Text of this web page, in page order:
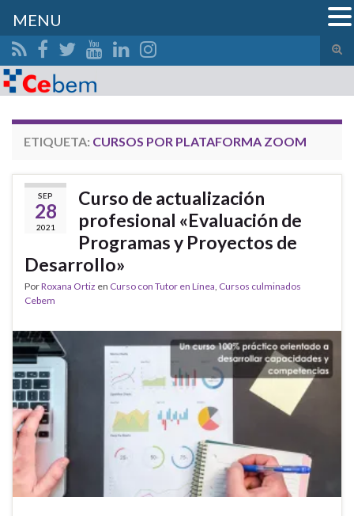
el
Search for:
ETIQUETA: CURSOS POR PLATAFORMA ZOOM
SEP
28
2021
Curso de actualización
profesional «Evaluación de
Programas y Proyectos de
Desarrollo»
PorRoxana Ortiz en Curso con Tutor en Línea, Cursos culminados
Cebem
MENU